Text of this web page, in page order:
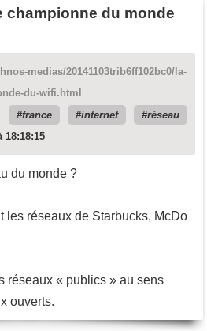
championne du monde
medias/20141103trib6ff102bc0/la-
du-wifi.html
france
internet
réseau
18:18:15
du monde ?
les réseaux de Starbucks, McDo
réseaux « publics » au sens
ouverts.